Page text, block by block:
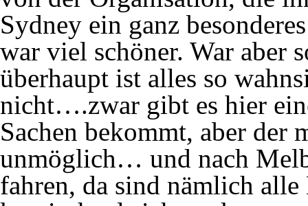
Sydney ein ganz
war viel schöner. War aber
überhaupt ist alles so
nicht….zwar gibt es hier
Sachen bekommt, aber
unmöglich… und nach
fahren, da sind nämlich